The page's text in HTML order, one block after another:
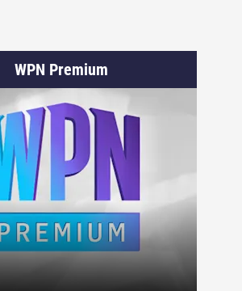
WPN Premium